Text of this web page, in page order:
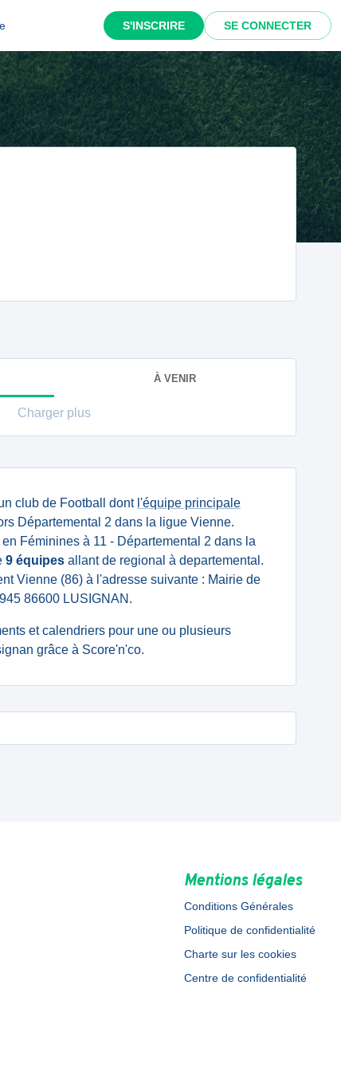
S'INSCRIRE SE CONNECTER
À VENIR
Charger plus
club de Football dont l'équipe principale
Départemental 2 dans la ligue Vienne.
Féminines à 11 - Départemental 2 dans la
9 équipes allant de regional à departemental.
Vienne (86) à l'adresse suivante : Mairie de
86600 LUSIGNAN.
et calendriers pour une ou plusieurs
grâce à Score'n'co.
Mentions légales
Conditions Générales
Politique de confidentialité
Charte sur les cookies
Centre de confidentialité